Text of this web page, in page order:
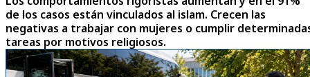
de los casos están vinculados al islam. Crecen las
negativas a trabajar con mujeres o cumplir
tareas por motivos religiosos.